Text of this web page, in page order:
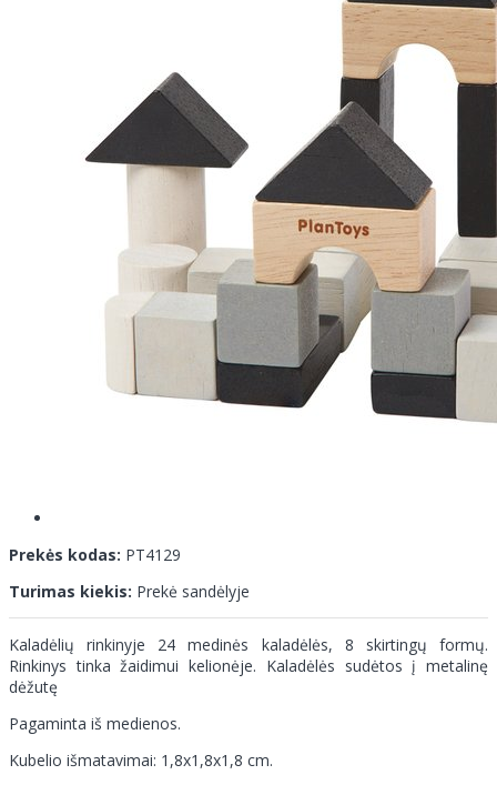
Prekės kodas: PT4129
Turimas kiekis: Prekė sandėlyje
Kaladėlių rinkinyje 24 medinės kaladėlės, 8 skirtingų formų.
Rinkinys tinka žaidimui kelionėje. Kaladėlės sudėtos į metalinę
dėžutę
Pagaminta iš medienos.
Kubelio išmatavimai: 1,8x1,8x1,8 cm.